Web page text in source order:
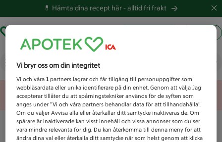
💊 Hämta dina recept här -alltid fri frakt
Vad letar du efter idag?
Unknown error
Vi bryr oss om din integritet
Vi och våra1 partners lagrar och får tillgång till personuppgifter som
webbläsardata eller unika identifierare på din enhet. Genom att välja Jag
accepterar tillåter du att spårningstekniker används för de syften som
anges under ”Vi och våra partners behandlar data för att tillhandahålla”.
Om du väljer Avvisa alla eller återkallar ditt samtycke inaktiveras de. Om
spårare är inaktiverade kan visst innehåll och vissa annonser som du ser
vara mindre relevanta för dig. Du kan återkomma till denna meny för att
ändra dina val eller återkalla ditt samtycke när som helst genom att klicka